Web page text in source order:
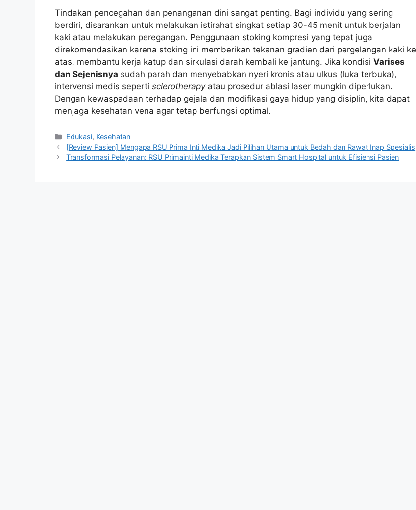
Tindakan pencegahan dan penanganan dini sangat penting. Bagi individu yang sering
berdiri, disarankan untuk melakukan istirahat singkat setiap 30-45 menit untuk berjalan
kaki atau melakukan peregangan. Penggunaan stoking kompresi yang tepat juga
direkomendasikan karena stoking ini memberikan tekanan gradien dari pergelangan kaki ke
atas, membantu kerja katup dan sirkulasi darah kembali ke jantung. Jika kondisi Varises
dan Sejenisnya sudah parah dan menyebabkan nyeri kronis atau ulkus (luka terbuka),
intervensi medis seperti sclerotherapyatau prosedur ablasi laser mungkin diperlukan.
Dengan kewaspadaan terhadap gejala dan modifikasi gaya hidup yang disiplin, kita dapat
menjaga kesehatan vena agar tetap berfungsi optimal.
Kategori
Edukasi, Kesehatan
[Review Pasien] Mengapa RSU Prima Inti Medika Jadi Pilihan Utama untuk Bedah dan Rawat Inap Spesialis
Transformasi Pelayanan: RSU Primainti Medika Terapkan Sistem Smart Hospital untuk Efisiensi Pasien